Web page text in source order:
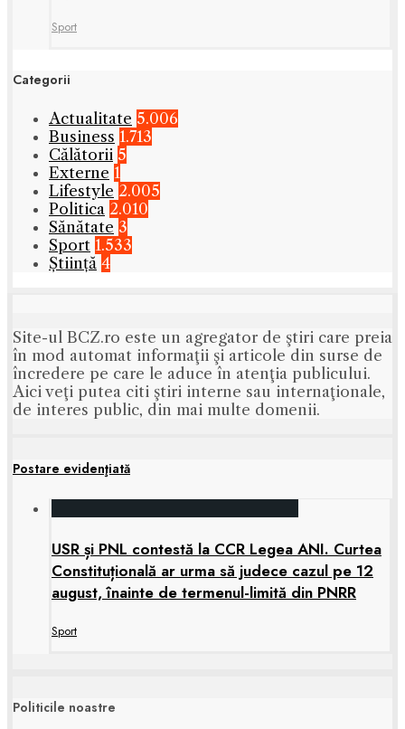
Sport
Categorii
Actualitate 5.006
Business 1.713
Călătorii 5
Externe 1
Lifestyle 2.005
Politica 2.010
Sănătate 3
Sport 1.533
Știință 4
Site-ul BCZ.ro este un agregator de ştiri care preia
în mod automat informaţii şi articole din surse de
încredere pe care le aduce în atenţia publicului.
Aici veţi putea citi ştiri interne sau internaţionale,
de interes public, din mai multe domenii.
Postare evidenţiată
USR și PNL contestă la CCR Legea ANI. Curtea
Constituțională ar urma să judece cazul pe 12
august, înainte de termenul-limită din PNRR
Sport
Politicile noastre